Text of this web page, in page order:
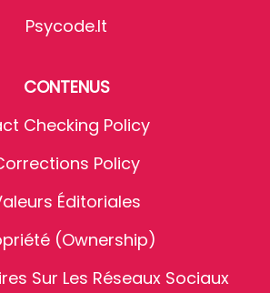
Psycode.it
CONTENUS
Checking Policy
Policy
Éditoriales
(Ownership)
Sur Les Réseaux Sociaux